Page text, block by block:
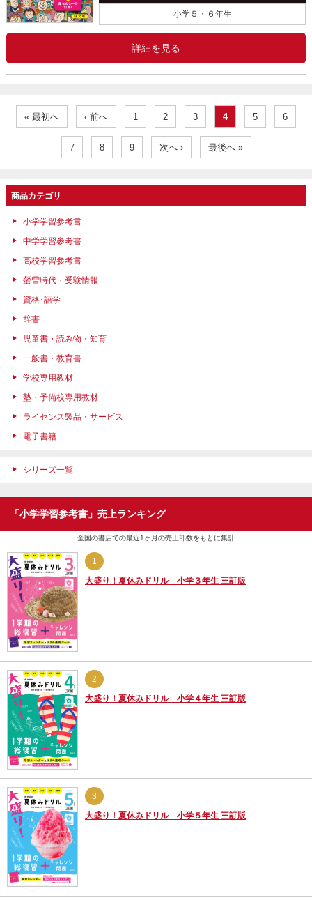
小学５・６年生
詳細を見る
« 最初へ ‹ 前へ 1 2 3 4 5 6
7 8 9 次へ › 最後へ »
商品カテゴリ
小学学習参考書
中学学習参考書
高校学習参考書
螢雪時代・受験情報
資格･語学
辞書
児童書・読み物・知育
一般書・教育書
学校専用教材
塾・予備校専用教材
ライセンス製品・サービス
電子書籍
シリーズ一覧
「小学学習参考書」売上ランキング
全国の書店での最近1ヶ月の売上部数をもとに集計
1
大盛り！夏休みドリル 小学３年生 三訂版
2
大盛り！夏休みドリル 小学４年生 三訂版
3
大盛り！夏休みドリル 小学５年生 三訂版